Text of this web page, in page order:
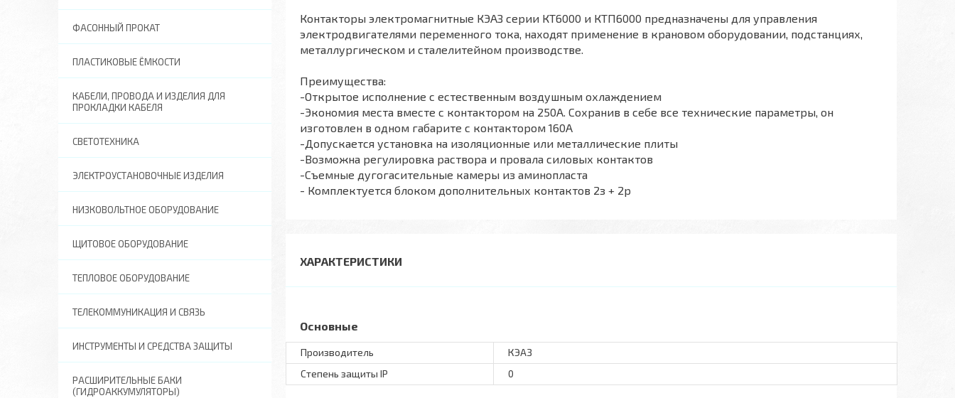
Контакторы электромагнитные КЭАЗ серии КТ6000 и КТП6000 предназначены для управления
электродвигателями переменного тока, находят применение в крановом оборудовании, подстанциях,
металлургическом и сталелитейном производстве.
Преимущества:
-Открытое исполнение с естественным воздушным охлаждением
-Экономия места вместе с контактором на 250А. Сохранив в себе все технические параметры, он
изготовлен в одном габарите с контактором 160А
-Допускается установка на изоляционные или металлические плиты
-Возможна регулировка раствора и провала силовых контактов
-Съемные дугогасительные камеры из аминопласта
- Комплектуется блоком дополнительных контактов 2з + 2р
ХАРАКТЕРИСТИКИ
Основные
Производитель
КЭАЗ
Степень защиты IP
0
ФАСОННЫЙ ПРОКАТ
ПЛАСТИКОВЫЕ ЁМКОСТИ
КАБЕЛИ, ПРОВОДА И ИЗДЕЛИЯ ДЛЯ
ПРОКЛАДКИ КАБЕЛЯ
СВЕТОТЕХНИКА
ЭЛЕКТРОУСТАНОВОЧНЫЕ ИЗДЕЛИЯ
НИЗКОВОЛЬТНОЕ ОБОРУДОВАНИЕ
ЩИТОВОЕ ОБОРУДОВАНИЕ
ТЕПЛОВОЕ ОБОРУДОВАНИЕ
ТЕЛЕКОММУНИКАЦИЯ И СВЯЗЬ
ИНСТРУМЕНТЫ И СРЕДСТВА ЗАЩИТЫ
РАСШИРИТЕЛЬНЫЕ БАКИ
(ГИДРОАККУМУЛЯТОРЫ)